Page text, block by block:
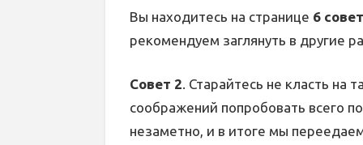
Вы находитесь на странице 6
рекомендуем заглянуть в другие
Совет 2 . Старайтесь не класть на
соображений попробовать всего
незаметно, и в итоге мы